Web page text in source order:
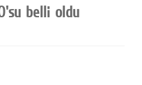
belli oldu